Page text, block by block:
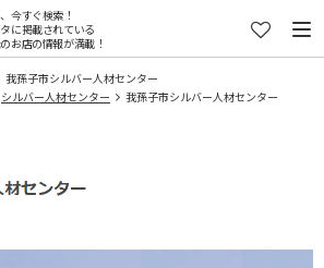
今すぐ検索！
に掲載されている
お店の情報が満載！
我孫子市シルバー人材センター
シルバー人材センター 我孫子市シルバー人材センター